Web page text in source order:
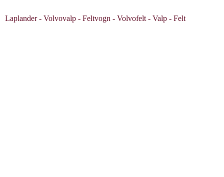
Laplander - Volvovalp - Feltvogn - Volvofelt - Valp - Felt